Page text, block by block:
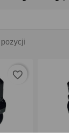
favorite_border